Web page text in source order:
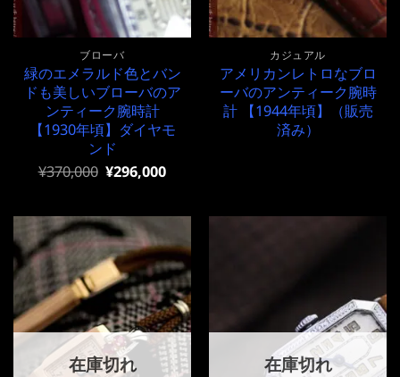
ブローバ
緑のエメラルド色とバン
ドも美しいブローバのア
ンティーク腕時計
【1930年頃】ダイヤモ
ンド
元
格
は
¥370,000
で
た。
¥370,000 現
価
格
は
¥370,000
で
す。
¥296,000
カジュアル
アメリカンレトロなブロ
ーバのアンティーク腕時
計 【1944年頃】（販売
済み）
在庫切れ 在庫切れ